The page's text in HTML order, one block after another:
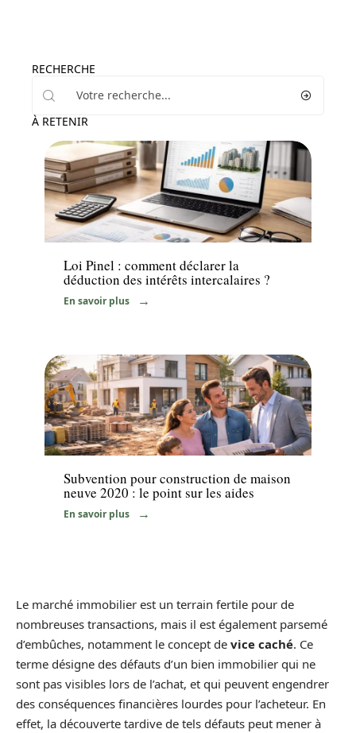
RECHERCHE
À RETENIR
Immo
Loi Pinel : comment déclarer la
déduction des intérêts intercalaires ?
En savoir plus
News
Subvention pour construction de maison
neuve 2020 : le point sur les aides
En savoir plus
Le marché immobilier est un terrain fertile pour de
nombreuses transactions, mais il est également parsemé
d’embûches, notamment le concept de vice caché. Ce
terme désigne des défauts d’un bien immobilier qui ne
sont pas visibles lors de l’achat, et qui peuvent engendrer
des conséquences financières lourdes pour l’acheteur. En
effet, la découverte tardive de tels défauts peut mener à